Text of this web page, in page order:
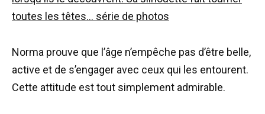
Norma prouve que l’âge n’empêche pas d’être belle,
active et de s’engager avec ceux qui les entourent.
Cette attitude est tout simplement admirable.